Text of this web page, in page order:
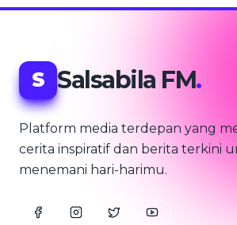
S Salsabila FM.
Platform media terdepan yang
cerita inspiratif dan berita terkini
menemani hari-harimu.